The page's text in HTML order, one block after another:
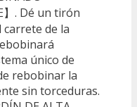
】. Dé un tirón
carrete de la
único de
rebobinar la
sin torceduras.